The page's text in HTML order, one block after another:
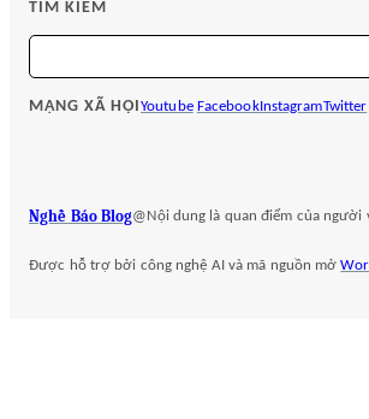
TÌM KIẾM
S
e
a
MẠNG XÃ HỘIYoutube FacebookInstagramTwitter
Nghề Báo Blog@Nội dung là quan điểm của người
Được hỗ trợ bởi công nghệ AI và mã nguồn mở